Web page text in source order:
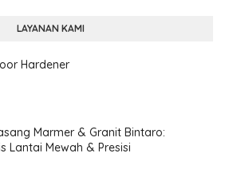
LAYANAN KAMI
Hardener
Marmer & Granit Bintaro:
Lantai Mewah & Presisi